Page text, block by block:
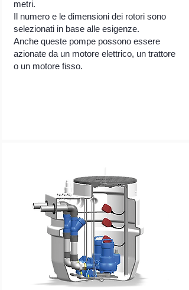
metri.
Il numero e le dimensioni dei rotori sono
selezionati in base alle esigenze.
Anche queste pompe possono essere
azionate da un motore elettrico, un trattore
o un motore fisso.